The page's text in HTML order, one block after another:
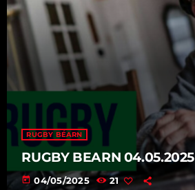
RUGBY BÉARN
RUGBY BEARN 04.05.2025
today 04/05/2025 21